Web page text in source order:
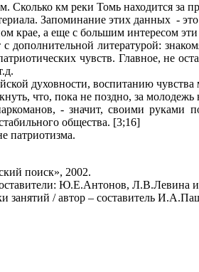
Сколько км реки Томь находится за
Запоминание этих данных -
крае, а еще с большим интересом эти
дополнительной литературой:
чувств. Главное, не
духовности, воспитанию
что, пока не поздно, за
- значит, своими руками
общества. [3;16]
патриотизма.
поиск», 2002.
Ю.Е.Антонов,
занятий / автор – составитель